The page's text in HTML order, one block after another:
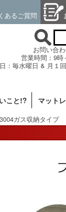
あるご質問
お問い合
営業時間：9時
：毎水曜日 & 月１
こと!? マット
ガス収納タイプ